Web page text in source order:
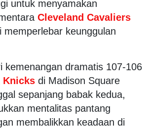
untuk menyamakan
Cleveland Cavaliers
memperlebar keunggulan
kemenangan dramatis 107-106
Knicks di Madison Square
sepanjang babak kedua,
mentalitas pantang
membalikkan keadaan di